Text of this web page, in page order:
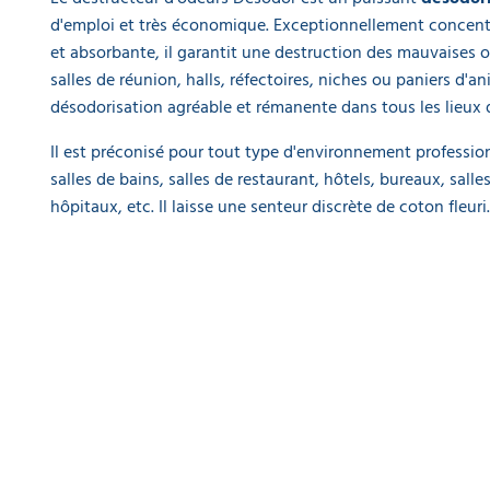
DE
PROTECTION
INDIVIDUELLE
GAMME
PROMOS
d'emploi et très économique. Exceptionnellement
et absorbante, il garantit une destruction des mauvaises
salles de réunion, halls, réfectoires, niches ou paniers
désodorisation agréable et rémanente dans tous les
Il est préconisé pour tout type d'environnement
salles de bains, salles de restaurant, hôtels, bureaux,
hôpitaux, etc. Il laisse une senteur discrète de coton fleuri.